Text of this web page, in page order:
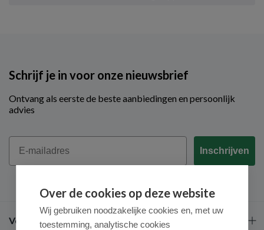
Schrijf je in voor onze nieuwsbrief
Ontvang als eerste de beste aanbiedingen en persoonlijk
advies
Email
Inschrijven
Veel gestelde vragen
Over de cookies op deze website
Wij gebruiken noodzakelijke cookies en, met uw
toestemming, analytische cookies